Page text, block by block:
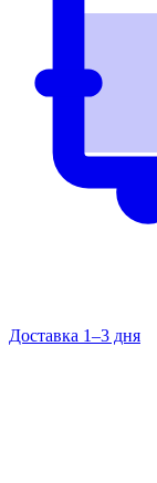
Доставка 1–3 дня